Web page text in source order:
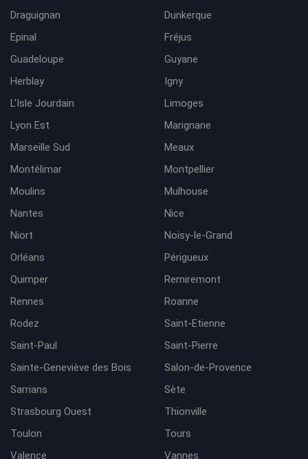
Draguignan
Dunkerque
Epinal
Fréjus
Guadeloupe
Guyane
Herblay
Igny
L'Isle Jourdain
Limoges
Lyon Est
Marignane
Marseille Sud
Meaux
Montélimar
Montpellier
Moulins
Mulhouse
Nantes
Nice
Niort
Noisy-le-Grand
Orléans
Périgueux
Quimper
Remiremont
Rennes
Roanne
Rodez
Saint-Etienne
Saint-Paul
Saint-Pierre
Sainte-Geneviève des Bois
Salon-de-Provence
Sarrians
Sète
Strasbourg Ouest
Thionville
Toulon
Tours
Valence
Vannes